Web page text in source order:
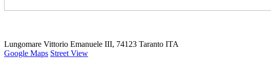
Lungomare Vittorio Emanuele III, 74123 Taranto ITA
Google Maps Street View